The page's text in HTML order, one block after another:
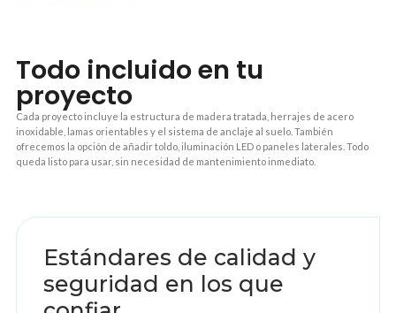
Todo incluido en tu
proyecto
Cada proyecto incluye la estructura de madera tratada, herrajes de acero
inoxidable, lamas orientables y el sistema de anclaje al suelo. También
ofrecemos la opción de añadir toldo, iluminación LED o paneles laterales. Todo
queda listo para usar, sin necesidad de mantenimiento inmediato.
Estándares de calidad y
seguridad en los que